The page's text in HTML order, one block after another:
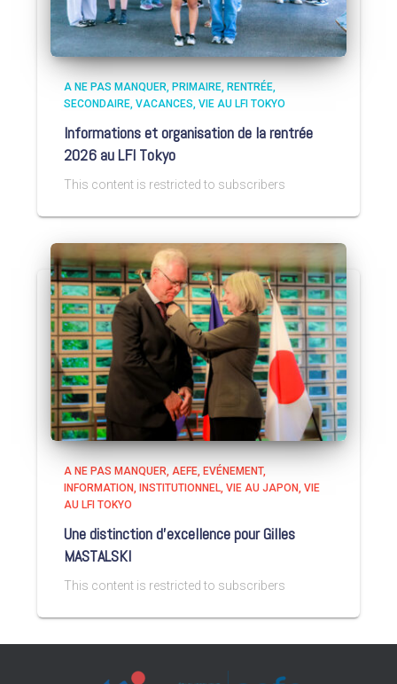
A NE PAS MANQUER PRIMAIRE RENTRÉE
SECONDAIRE VACANCES VIE AU LFI TOKYO
Informations et organisation de la rentrée
2026 au LFI Tokyo
This content is restricted to subscribers
A NE PAS MANQUER AEFE EVÉNEMENT
INFORMATION
INSTITUTIONNEL VIE AU JAPON VIE
AU LFI TOKYO
Une distinction d’excellence pour Gilles
MASTALSKI
This content is restricted to subscribers